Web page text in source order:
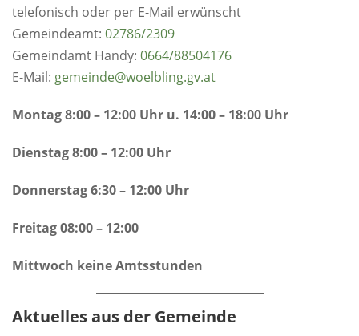
telefonisch oder per E-Mail erwünscht
Gemeindeamt: 02786/2309
Gemeindamt Handy: 0664/88504176
E-Mail: gemeinde@woelbling.gv.at
Montag 8:00 – 12:00 Uhr u. 14:00 – 18:00 Uhr
Dienstag 8:00 – 12:00 Uhr
Donnerstag 6:30 – 12:00 Uhr
Freitag 08:00 – 12:00
Mittwoch keine Amtsstunden
Aktuelles aus der Gemeinde